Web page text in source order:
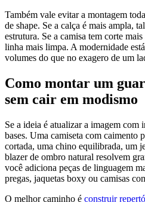
Também vale evitar a montagem
de shape. Se a calça é mais ampla,
estrutura. Se a camisa tem corte
linha mais limpa. A modernidade
volumes do que no exagero de um
Como montar um
sem cair em modismo
Se a ideia é atualizar a imagem com
bases. Uma camiseta com caimento
cortada, uma chino equilibrada, um
blazer de ombro natural resolvem
você adiciona peças de linguagem
pregas, jaquetas boxy ou camisas
O melhor caminho é construir